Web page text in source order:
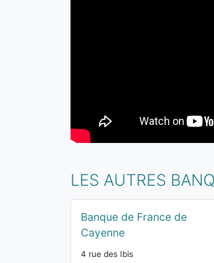
LES AUTRES
Banque de France de
Cayenne
4 rue des Ibis